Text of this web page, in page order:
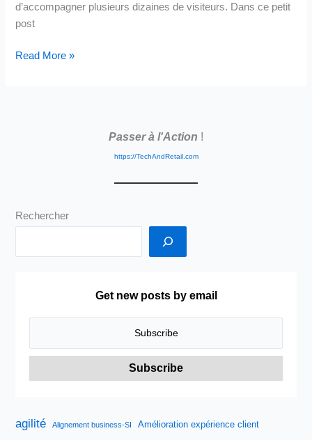
d’accompagner plusieurs dizaines de visiteurs. Dans ce petit
post
NRF
Read More »
Passer à l'Action !
https://TechAndRetail.com
Rechercher
Get new posts by email
agilité Alignement business-SI Amélioration expérience client